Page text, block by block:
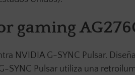
gaming
NVIDIA G-SYNC Pulsar.
SYNC Pulsar utiliza una